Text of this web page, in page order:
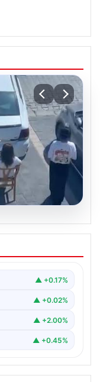
Kafe
damgasını
▲ +0.17%
▲ +0.02%
▲ +2.00%
▲ +0.45%